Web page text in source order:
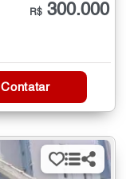
R$ 300.000
Contatar